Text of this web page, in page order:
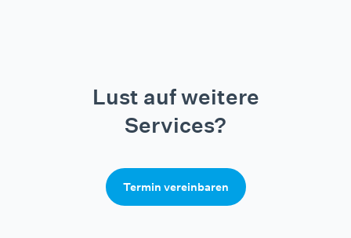
Lust auf weitere
Services?
Termin vereinbaren